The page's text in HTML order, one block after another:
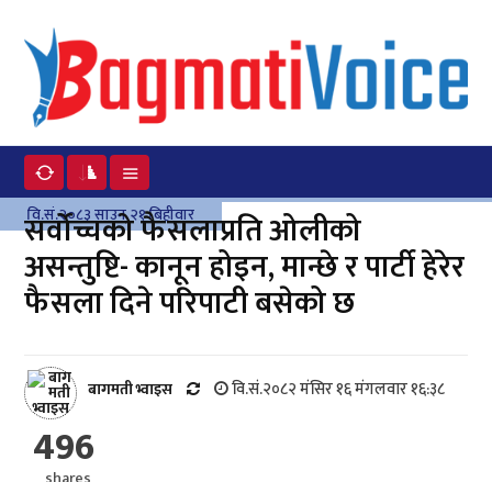
वि.सं.२०८३ साउन २१ बिहीवार
सर्वोच्चको फैसलाप्रति ओलीको
असन्तुष्टि- कानून होइन, मान्छे र पार्टी हेरेर
फैसला दिने परिपाटी बसेको छ
बागमती भ्वाइस वि.सं.२०८२ मंसिर १६ मंगलवार १६:३८
496